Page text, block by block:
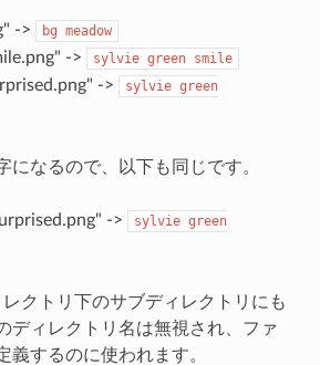
-> bg meadow
-> sylvie green smile
-> sylvie green
になるので、以下も同じです。
-> sylvie green
クトリ下のサブディレクトリにも
ディレクトリ名は無視され、ファ
義するのに使われます。